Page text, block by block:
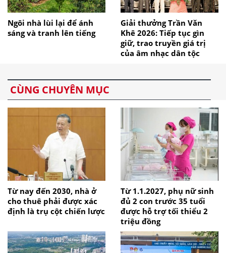
Ngôi nhà lùi lại để ánh
sáng và tranh lên tiếng
Giải thưởng Trần Văn
Khê 2026: Tiếp tục gìn
giữ, trao truyền giá trị
của âm nhạc dân tộc
CÙNG CHUYÊN MỤC
Từ nay đến 2030, nhà ở
cho thuê phải được xác
định là trụ cột chiến lược
Từ 1.1.2027, phụ nữ sinh
đủ 2 con trước 35 tuổi
được hỗ trợ tối thiểu 2
triệu đồng